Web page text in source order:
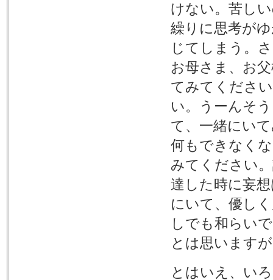
けない。苦し
繰りに思考が
じてしまう。
お母さま、お
てみてくださ
い。うーんそ
て、一緒にい
何もできなく
みてください
達した時に妄
にいて、優し
しでも和らい
とは思います
とはいえ、い